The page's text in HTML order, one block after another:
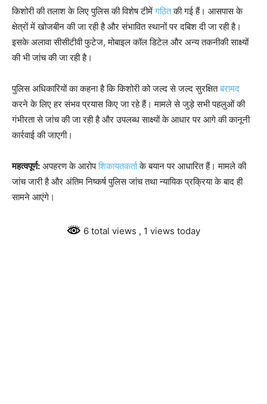
किशोरी की तलाश के लिए पुलिस की विशेष टीमेंगठितकी गई हैं। आसपास के
क्षेत्रों में खोजबीन की जा रही है और संभावित स्थानों पर दबिश दी जा रही है।
इसके अलावा सीसीटीवी फुटेज, मोबाइल कॉल डिटेल और अन्य तकनीकी साक्ष्यों
की भी जांच की जा रही है।
पुलिस अधिकारियों का कहना है कि किशोरी को जल्द से जल्द सुरक्षितबरामद
करने के लिए हर संभव प्रयास किए जा रहे हैं। मामले से जुड़े सभी पहलुओं की
गंभीरता से जांच की जा रही है और उपलब्ध साक्ष्यों के आधार पर आगे की कानूनी
कार्रवाई की जाएगी।
महत्वपूर्ण: अपहरण के आरोपशिकायतकर्ताके बयान पर आधारित हैं। मामले की
जांच जारी है और अंतिम निष्कर्ष पुलिस जांच तथा न्यायिक प्रक्रिया के बाद ही
सामने आएंगे।
6 total views , 1 views today